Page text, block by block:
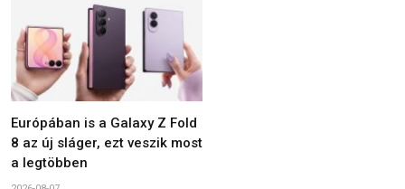
Európában is a Galaxy Z Fold
8 az új sláger, ezt veszik most
a legtöbben